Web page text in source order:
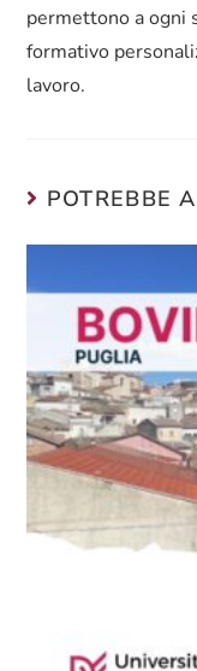
permettono a ogni
formativo
lavoro.
POTREBBE